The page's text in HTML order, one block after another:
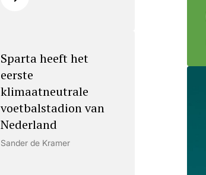
Sparta heeft het
eerste
klimaatneutrale
voetbalstadion van
Nederland
Sander de Kramer